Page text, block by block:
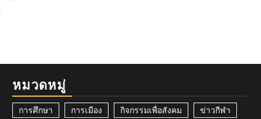
หมวดหมู่
การศึกษา การเมือง กิจกรรมเพื่อสังคม ข่าวกีฬา